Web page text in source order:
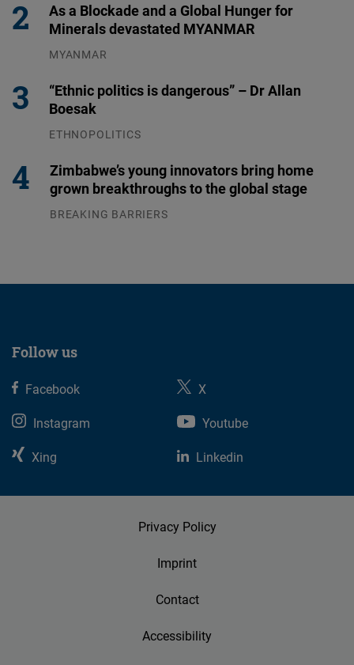
As a Blockade and a Global Hunger for
Minerals devastated MYANMAR
MYANMAR
“Ethnic politics is dangerous” – Dr Allan
Boesak
ETHNOPOLITICS
Zimbabwe’s young innovators bring home
grown breakthroughs to the global stage
BREAKING BARRIERS
Follow us
Facebook
X
Instagram
Youtube
Xing
Linkedin
Privacy Policy
Imprint
Contact
Accessibility